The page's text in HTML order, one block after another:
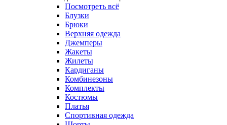
Посмотреть всё
Блузки
Брюки
Верхняя одежда
Джемперы
Жакеты
Жилеты
Кардиганы
Комбинезоны
Комплекты
Костюмы
Платья
Спортивная одежда